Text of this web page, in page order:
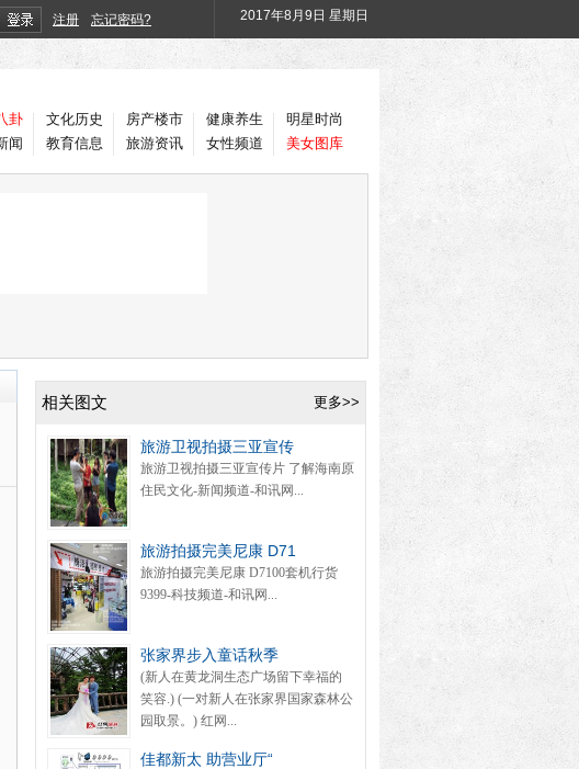
注册 忘记密码? 2017年8月9日 星期日
卦
闻
文化历史
教育信息
房产楼市
旅游资讯
健康养生
女性频道
明星时尚
美女图库
更多>>
相关图文
旅游卫视拍摄三亚宣传
旅游卫视拍摄三亚宣传片 了解海南原
住民文化-新闻频道-和讯网...
旅游拍摄完美尼康 D71
旅游拍摄完美尼康 D7100套机行货
9399-科技频道-和讯网...
张家界步入童话秋季
(新人在黄龙洞生态广场留下幸福的
笑容.) (一对新人在张家界国家森林公
园取景。) 红网...
佳都新太 助营业厅“